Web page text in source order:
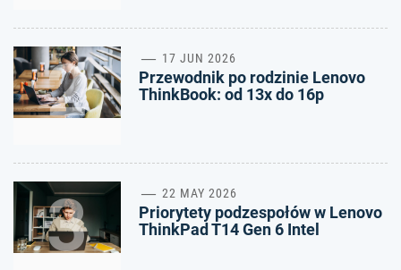
2 17 JUN 2026
Przewodnik po rodzinie Lenovo
ThinkBook: od 13x do 16p
3 22 MAY 2026
Priorytety podzespołów w Lenovo
ThinkPad T14 Gen 6 Intel